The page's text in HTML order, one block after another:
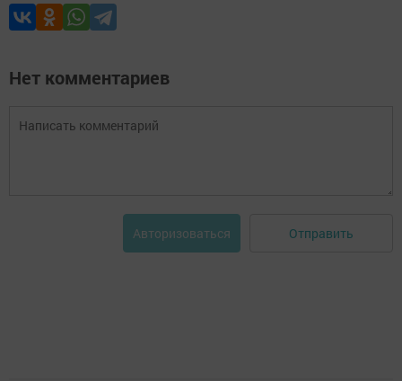
Нет комментариев
Авторизоваться Отправить